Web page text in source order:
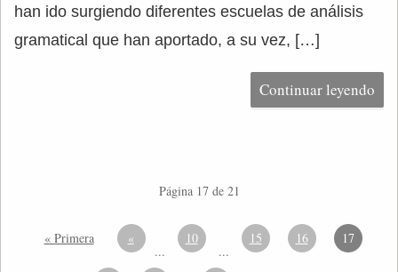
han ido surgiendo diferentes escuelas de análisis
gramatical que han aportado, a su vez, […]
Continuar leyendo
Página 17 de 21
« Primera «
...
10
...
15 16 17